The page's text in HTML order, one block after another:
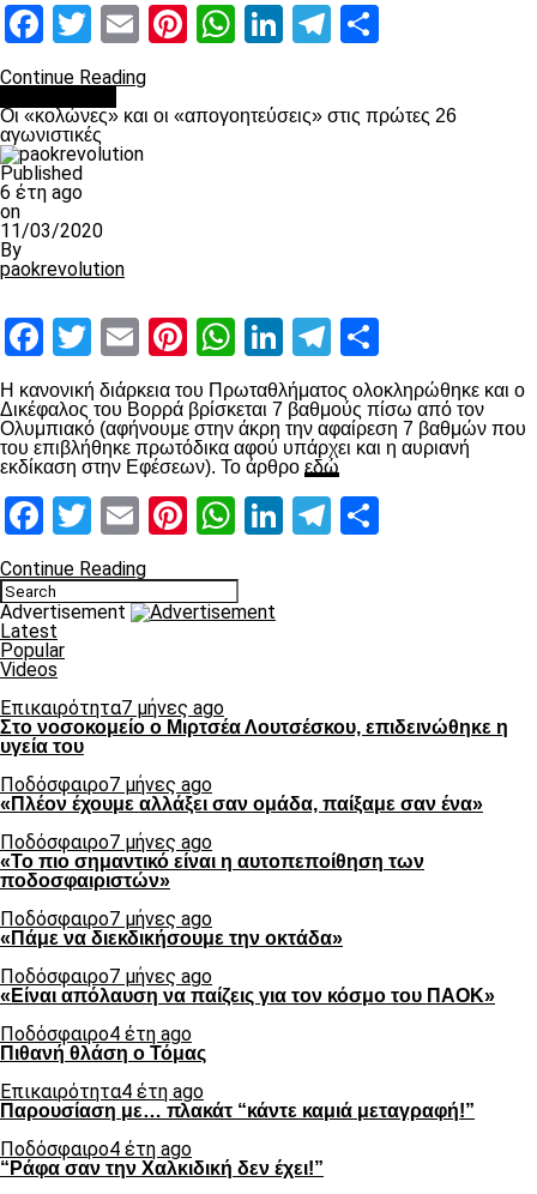
Facebook
Twitter
EmailPinterest
WhatsApp
LinkedIn
Telegram
Continue Reading
Οι «κολώνες» και οι «απογοητεύσεις» στις πρώτες 26
αγωνιστικές
Published
6 έτη ago
on
11/03/2020
By
paokrevolution
Facebook
Twitter
EmailPinterest
WhatsApp
LinkedIn
Telegram
Η κανονική διάρκεια του Πρωταθλήματος ολοκληρώθηκε και ο
Δικέφαλος του Βορρά βρίσκεται 7 βαθμούς πίσω από τον
Ολυμπιακό (αφήνουμε στην άκρη την αφαίρεση 7 βαθμών που
του επιβλήθηκε πρωτόδικα αφού υπάρχει και η αυριανή
εκδίκαση στην Εφέσεων). Το άρθρο εδώ
Facebook
Twitter
EmailPinterest
WhatsApp
LinkedIn
Telegram
Continue Reading
Advertisement
Latest
Popular
Videos
Επικαιρότητα7 μήνες ago
Στο νοσοκομείο ο Μιρτσέα Λουτσέσκου, επιδεινώθηκε η
υγεία του
Ποδόσφαιρο7 μήνες ago
«Πλέον έχουμε αλλάξει σαν ομάδα, παίξαμε σαν ένα»
Ποδόσφαιρο7 μήνες ago
«Το πιο σημαντικό είναι η αυτοπεποίθηση των
ποδοσφαιριστών»
Ποδόσφαιρο7 μήνες ago
«Πάμε να διεκδικήσουμε την οκτάδα»
Ποδόσφαιρο7 μήνες ago
«Είναι απόλαυση να παίζεις για τον κόσμο του ΠΑΟΚ»
Ποδόσφαιρο4 έτη ago
Πιθανή θλάση ο Τόμας
Επικαιρότητα4 έτη ago
Παρουσίαση με… πλακάτ “κάντε καμιά μεταγραφή!”
Ποδόσφαιρο4 έτη ago
“Ράφα σαν την Χαλκιδική δεν έχει!”